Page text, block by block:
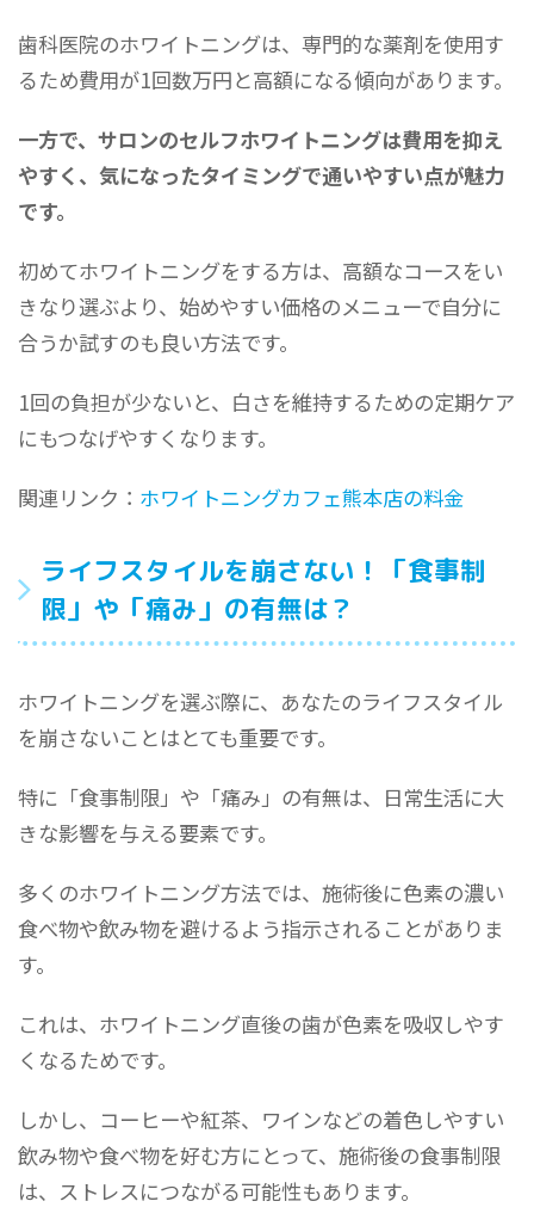
歯科医院のホワイトニングは、専門的な薬剤を使用す
るため費用が1回数万円と高額になる傾向があります。
一方で、サロンのセルフホワイトニングは費用を抑え
やすく、気になったタイミングで通いやすい点が魅力
です。
初めてホワイトニングをする方は、高額なコースをい
きなり選ぶより、始めやすい価格のメニューで自分に
合うか試すのも良い方法です。
1回の負担が少ないと、白さを維持するための定期ケア
にもつなげやすくなります。
関連リンク： ホワイトニングカフェ熊本店の料金
ライフスタイルを崩さない！「食事制
限」や「痛み」の有無は？
ホワイトニングを選ぶ際に、あなたのライフスタイル
を崩さないことはとても重要です。
特に「食事制限」や「痛み」の有無は、日常生活に大
きな影響を与える要素です。
多くのホワイトニング方法では、施術後に色素の濃い
食べ物や飲み物を避けるよう指示されることがありま
す。
これは、ホワイトニング直後の歯が色素を吸収しやす
くなるためです。
しかし、コーヒーや紅茶、ワインなどの着色しやすい
飲み物や食べ物を好む方にとって、施術後の食事制限
は、ストレスにつながる可能性もあります。